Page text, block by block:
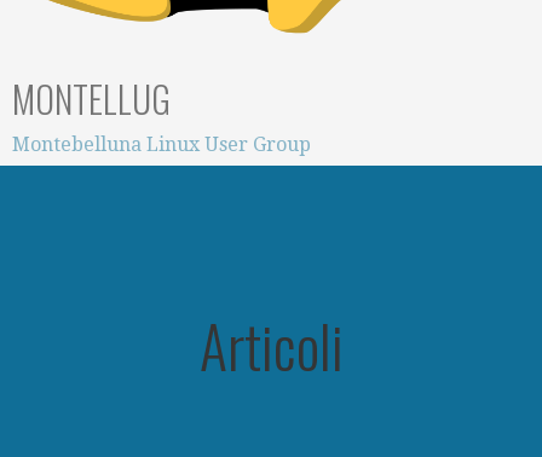
MONTELLUG
Montebelluna Linux User Group
Articoli